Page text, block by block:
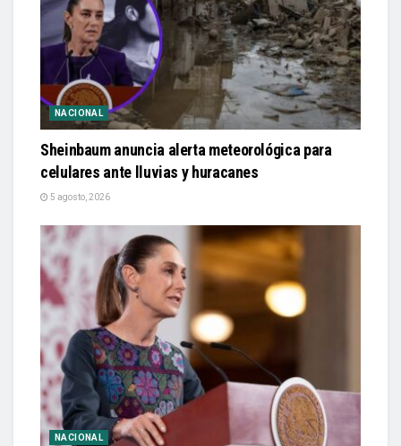
NACIONAL
Sheinbaum anuncia alerta meteorológica para
celulares ante lluvias y huracanes
5 agosto, 2026
NACIONAL